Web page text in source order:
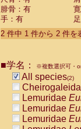
Cebidae
Atelidae
Atelidae
Atelidae
Atelidae
Atelidae
Atelidae
Atelidae
Atelidae
Atelidae
Pitheciidae
腓骨：有
手：有
2 件中 1 件から 2 件を
■学名： ※複数選択可・
All species(2)
Lemuridae
Lemuridae
Lemuridae